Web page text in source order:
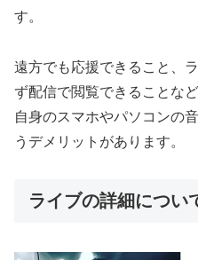
す。
遠方でも応援できること、
ず配信で閲覧できることな
自身のスマホやパソコンの
うデメリットがあります。
ライブの詳細につい